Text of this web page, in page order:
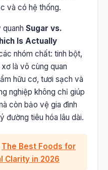
và có hệ thống.
Sugar vs.
Is Actually
nhóm chất: tinh bột,
là vô cùng quan
hữu cơ, tươi sạch và
nghiệp không chỉ giúp
còn bảo vệ gia đình
đường tiêu hóa lâu dài.
The Best Foods for
Clarity in 2026